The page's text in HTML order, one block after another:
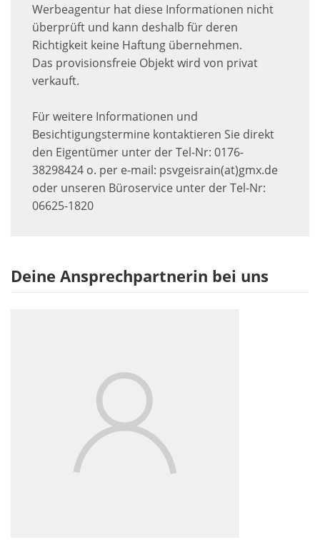
Werbeagentur hat diese Informationen nicht
überprüft und kann deshalb für deren
Richtigkeit keine Haftung übernehmen.
Das provisionsfreie Objekt wird von privat
verkauft.
Für weitere Informationen und
Besichtigungstermine kontaktieren Sie direkt
den Eigentümer unter der Tel-Nr: 0176-
38298424 o. per e-mail: psvgeisrain(at)gmx.de
oder unseren Büroservice unter der Tel-Nr:
06625-1820
Deine Ansprechpartnerin bei uns